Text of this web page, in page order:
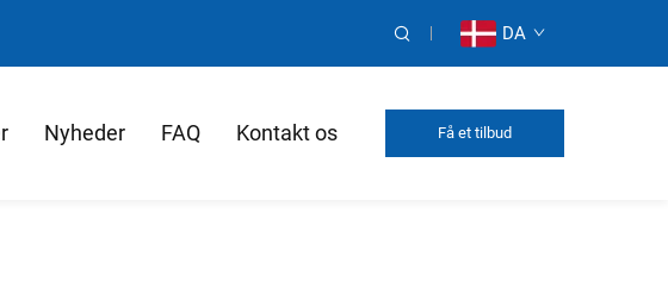
DA
Nyheder FAQ Kontakt os Få et tilbud